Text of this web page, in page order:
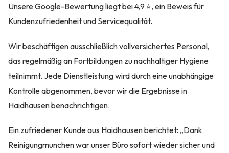
Unsere Google-Bewertung liegt bei 4,9 ⭐, ein Beweis für
Kundenzufriedenheit und Servicequalität.
Wir beschäftigen ausschließlich vollversichertes Personal,
das regelmäßig an Fortbildungen zu nachhaltiger Hygiene
teilnimmt. Jede Dienstleistung wird durch eine unabhängige
Kontrolle abgenommen, bevor wir die Ergebnisse in
Haidhausen benachrichtigen.
Ein zufriedener Kunde aus Haidhausen berichtet: „Dank
Reinigungmunchen war unser Büro sofort wieder sicher und